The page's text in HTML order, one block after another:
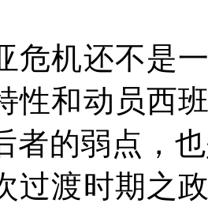
危机还不是
性和动员西
者的弱点，
过渡时期之